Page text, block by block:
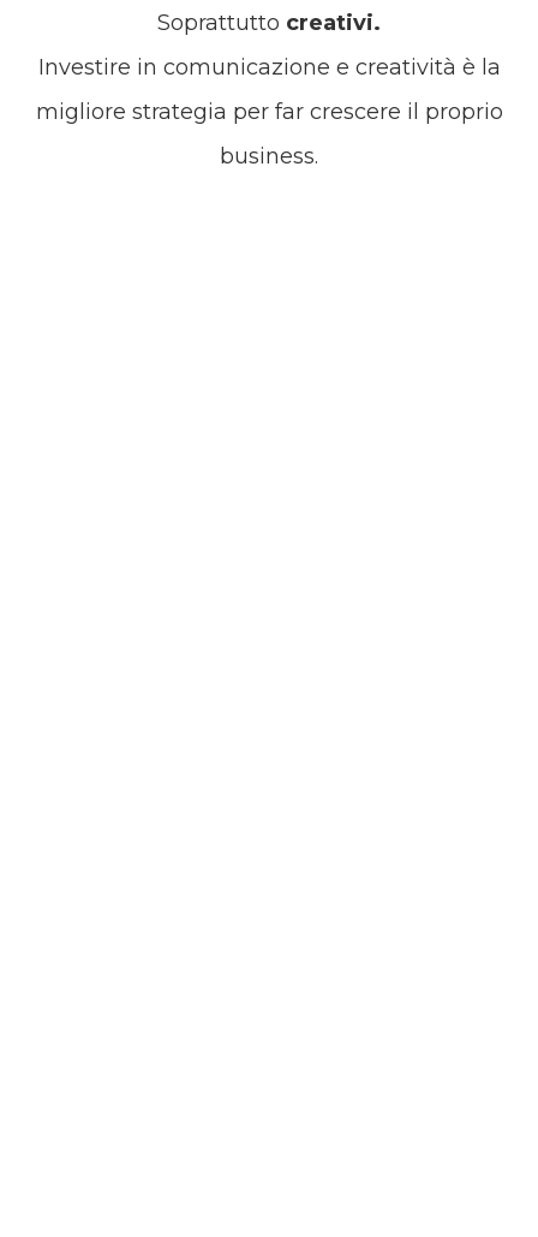
Soprattutto creativi.
Investire in comunicazione e creatività è la
migliore strategia per far crescere il proprio
business.